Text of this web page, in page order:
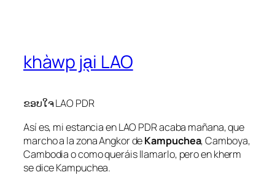
khàwp ja̖i LAO
ຂອບໃຈ LAO PDR
Así es, mi estancia en LAO PDR acaba mañana, que
marcho a la zona Angkor deKampuchea, Camboya,
Cambodia o como queráis llamarlo, pero en kherm
se dice Kampuchea.